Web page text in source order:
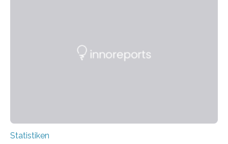
Statistiken